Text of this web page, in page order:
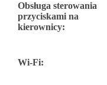
Obsługa sterowania
przyciskami na
kierownicy:
Wi-Fi: